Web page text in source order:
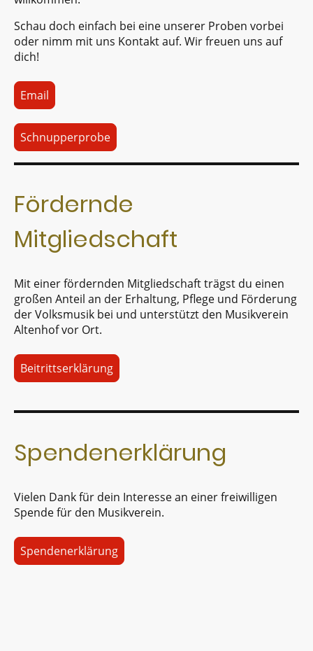
Schau doch einfach bei eine unserer Proben vorbei
oder nimm mit uns Kontakt auf. Wir freuen uns auf
dich!
Email
Schnupperprobe
Fördernde
Mitgliedschaft
Mit einer fördernden Mitgliedschaft trägst du einen
großen Anteil an der Erhaltung, Pflege und Förderung
der Volksmusik bei und unterstützt den Musikverein
Altenhof vor Ort.
Beitrittserklärung
Spendenerklärung
Vielen Dank für dein Interesse an einer freiwilligen
Spende für den Musikverein.
Spendenerklärung